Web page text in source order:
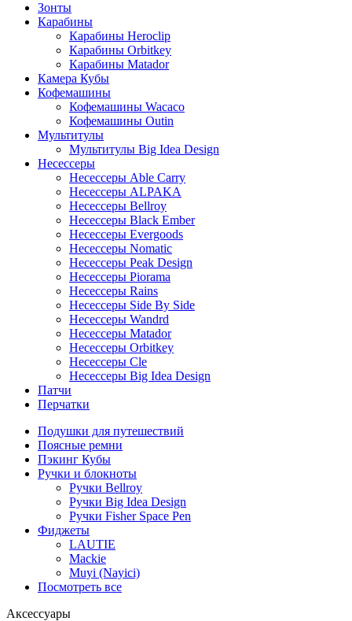
Зонты
Карабины
Карабины Heroclip
Карабины Orbitkey
Карабины Matador
Камера Кубы
Кофемашины
Кофемашины Wacaco
Кофемашины Outin
Мультитулы
Мультитулы Big Idea Design
Несессеры
Несессеры Able Carry
Несессеры ALPAKA
Несессеры Bellroy
Несессеры Black Ember
Несессеры Evergoods
Несессеры Nomatic
Несессеры Peak Design
Несессеры Piorama
Несессеры Rains
Несессеры Side By Side
Несессеры Wandrd
Несессеры Matador
Несессеры Orbitkey
Несессеры Cle
Несессеры Big Idea Design
Патчи
Перчатки
Подушки для путешествий
Поясные ремни
Пэкинг Кубы
Ручки и блокноты
Ручки Bellroy
Ручки Big Idea Design
Ручки Fisher Space Pen
Фиджеты
LAUTIE
Mackie
Muyi (Nayici)
Посмотреть все
Аксессуары